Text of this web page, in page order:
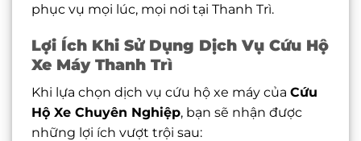
phục vụ mọi lúc, mọi nơi tại Thanh Trì.
Lợi Ích Khi Sử Dụng Dịch Vụ Cứu Hộ
Xe Máy Thanh Trì
Khi lựa chọn dịch vụ cứu hộ xe máy của Cứu
Hộ Xe Chuyên Nghiệp, bạn sẽ nhận được
những lợi ích vượt trội sau: